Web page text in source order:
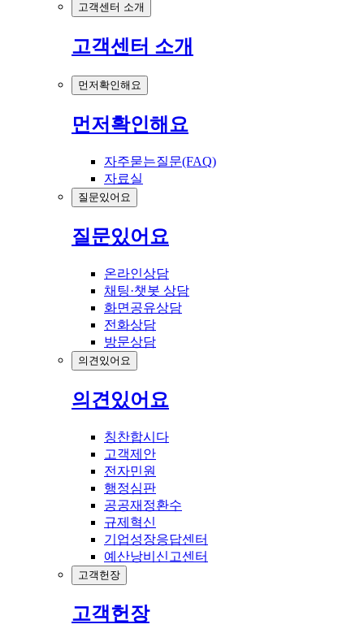
고객센터 소개
고객센터 소개
먼저확인해요
먼저확인해요
자주묻는질문(FAQ)
자료실
질문있어요
질문있어요
온라인상담
채팅·챗봇 상담
화면공유상담
전화상담
방문상담
의견있어요
의견있어요
칭찬합시다
고객제안
전자민원
행정심판
공공재정환수
규제혁신
기업성장응답센터
예산낭비신고센터
고객헌장
고객헌장